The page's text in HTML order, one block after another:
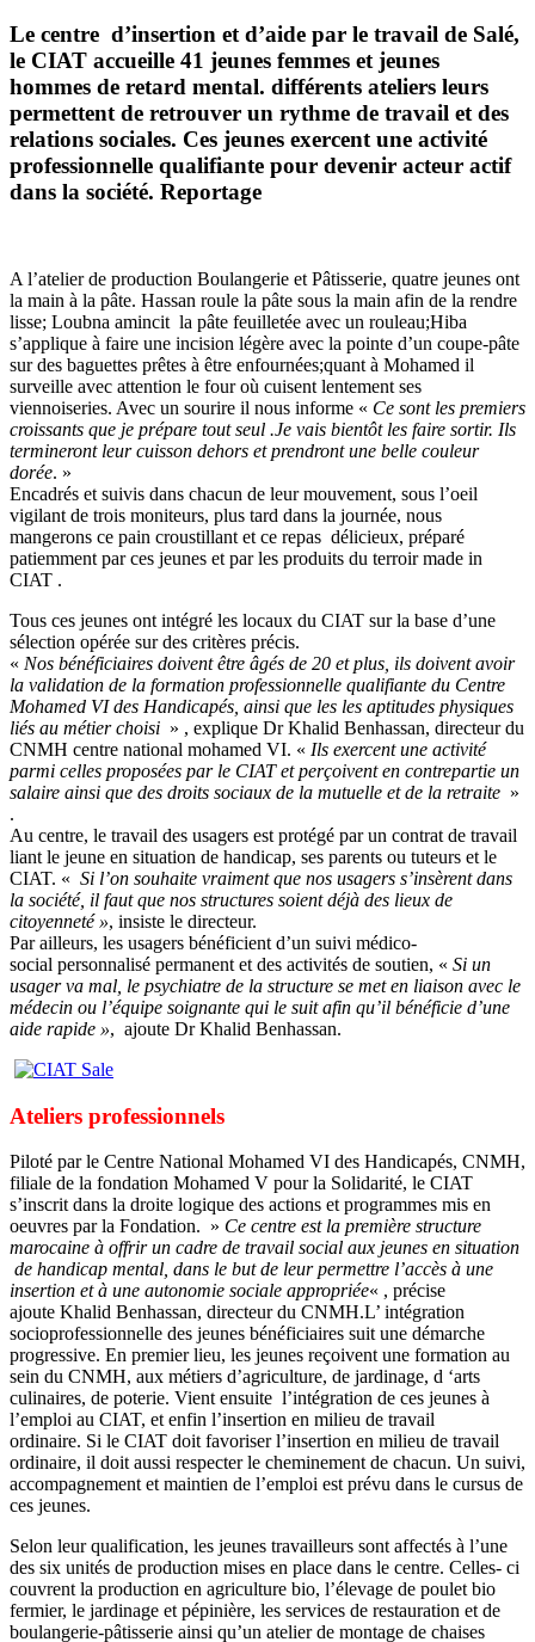
Le centre d’insertion et d’aide par le travail de Salé,
le CIAT accueille 41 jeunes femmes et jeunes
hommes de retard mental. différents ateliers leurs
permettent de retrouver un rythme de travail et des
relations sociales. Ces jeunes exercent une activité
professionnelle qualifiante pour devenir acteur actif
dans la société. Reportage
A l’atelier de production Boulangerie et Pâtisserie, quatre jeunes ont
la main à la pâte. Hassan roule la pâte sous la main afin de la rendre
lisse; Loubna amincit la pâte feuilletée avec un rouleau;Hiba
s’applique à faire une incision légère avec la pointe d’un coupe-pâte
sur des baguettes prêtes à être enfournées;quant à Mohamed il
surveille avec attention le four où cuisent lentement ses
viennoiseries. Avec un sourire il nous informe « Ce sont les premiers
croissants que je prépare tout seul .Je vais bientôt les faire sortir. Ils
termineront leur cuisson dehors et prendront une belle couleur
dorée. »
Encadrés et suivis dans chacun de leur mouvement, sous l’oeil
vigilant de trois moniteurs, plus tard dans la journée, nous
mangerons ce pain croustillant et ce repas délicieux, préparé
patiemment par ces jeunes et par les produits du terroir made in
CIAT .
Tous ces jeunes ont intégré les locaux du CIAT sur la base d’une
sélection opérée sur des critères précis.
« Nos bénéficiaires doivent être âgés de 20 et plus, ils doivent avoir
la validation de la formation professionnelle qualifiante du Centre
Mohamed VI des Handicapés, ainsi que les les aptitudes physiques
liés au métier choisi » , explique Dr Khalid Benhassan, directeur du
CNMH centre national mohamed VI. « Ils exercent une activité
parmi celles proposées par le CIAT et perçoivent en contrepartie un
salaire ainsi que des droits sociaux de la mutuelle et de la retraite »
.
Au centre, le travail des usagers est protégé par un contrat de travail
liant le jeune en situation de handicap, ses parents ou tuteurs et le
CIAT. « Si l’on souhaite vraiment que nos usagers s’insèrent dans
la société, il faut que nos structures soient déjà des lieux de
citoyenneté », insiste le directeur.
Par ailleurs, les usagers bénéficient d’un suivi médico-
social personnalisé permanent et des activités de soutien, « Si un
usager va mal, le psychiatre de la structure se met en liaison avec le
médecin ou l’équipe soignante qui le suit afin qu’il bénéficie d’une
aide rapide », ajoute Dr Khalid Benhassan.
Ateliers professionnels
Piloté par le Centre National Mohamed VI des Handicapés, CNMH,
filiale de la fondation Mohamed V pour la Solidarité, le CIAT
s’inscrit dans la droite logique des actions et programmes mis en
oeuvres par la Fondation. » Ce centre est la première structure
marocaine à offrir un cadre de travail social aux jeunes en situation
de handicap mental, dans le but de leur permettre l’accès à une
insertion et à une autonomie sociale appropriée« , précise
ajoute Khalid Benhassan, directeur du CNMH.L’ intégration
socioprofessionnelle des jeunes bénéficiaires suit une démarche
progressive. En premier lieu, les jeunes reçoivent une formation au
sein du CNMH, aux métiers d’agriculture, de jardinage, d ‘arts
culinaires, de poterie. Vient ensuite l’intégration de ces jeunes à
l’emploi au CIAT, et enfin l’insertion en milieu de travail
ordinaire. Si le CIAT doit favoriser l’insertion en milieu de travail
ordinaire, il doit aussi respecter le cheminement de chacun. Un suivi,
accompagnement et maintien de l’emploi est prévu dans le cursus de
ces jeunes.
Selon leur qualification, les jeunes travailleurs sont affectés à l’une
des six unités de production mises en place dans le centre. Celles- ci
couvrent la production en agriculture bio, l’élevage de poulet bio
fermier, le jardinage et pépinière, les services de restauration et de
boulangerie-pâtisserie ainsi qu’un atelier de montage de chaises